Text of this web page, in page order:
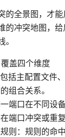
的全景图，才
的冲突地图，
盖四个维度
括主配置文件
组合关系。
端口在不同设
端口冲突或重复
则：规则的命